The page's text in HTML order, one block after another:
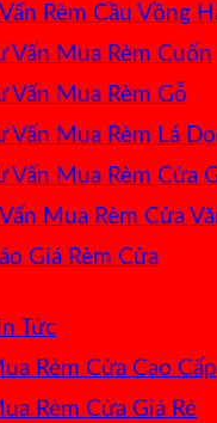
Rèm Cầu Vồng
Vấn Mua Rèm Cuốn
Vấn Mua Rèm Gỗ
Vấn Mua Rèm Lá
Vấn Mua Rèm Cửa
Mua Rèm Cửa
Giá Rèm Cửa
Tức
Rèm Cửa Cao Cấp
Rèm Cửa Giá Rẻ